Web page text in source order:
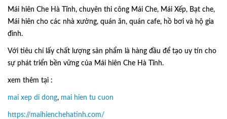
Mái hiên Che Hà Tĩnh, chuyên thi công Mái Che, Mái Xếp, Bạt che,
Mái hiên cho các nhà xưởng, quán ăn, quán cafe, hồ bơi và hộ gia
đình.
Với tiêu chí lấy chất lượng sản phẩm là hàng đầu để tạo uy tín cho
sự phát triển bền vững của Mái hiên Che Hà Tĩnh.
xem thêm tại :
mai xep di dong, mai hien tu cuon
https://maihienchehatinh.com/